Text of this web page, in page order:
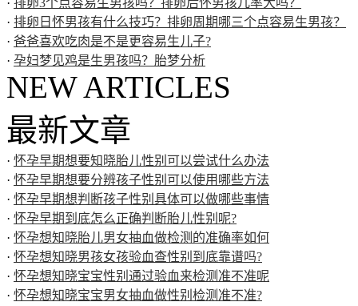
· 排卵日怀男孩有什么技巧？排卵周期哪三个点容易生男孩？
· 爸爸喜欢吃肉是不是更容易生儿子?
· 孕妇梦见鸡是生男孩吗？胎梦分析
NEW ARTICLES
最新文章
· 怀孕早期想要知晓胎儿性别可以尝试什么办法
· 怀孕早期想要分辨孩子性别可以使用哪些方法
· 怀孕早期想判断孩子性别具体可以做哪些事情
· 怀孕早期到底怎么正确判断胎儿性别呢?
· 怀孕想知晓胎儿男女抽血做检测的准确率如何
· 怀孕想知晓男孩女孩验血查性别到底靠谱吗?
· 怀孕想知晓宝宝性别通过验血来检测准不准呢
· 怀孕想知晓宝宝男女抽血做性别检测准不准?